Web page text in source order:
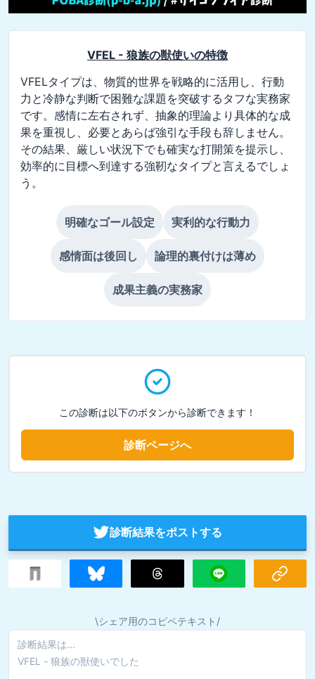
VFEL - 狼族の獣使いの特徴
VFELタイプは、物質的世界を戦略的に活用し、行動
力と冷静な判断で困難な課題を突破するタフな実務家
です。感情に左右されず、抽象的理論より具体的な成
果を重視し、必要とあらば強引な手段も辞しません。
その結果、厳しい状況下でも確実な打開策を提示し、
効率的に目標へ到達する強靭なタイプと言えるでしょ
う。
明確なゴール設定 実利的な行動力
感情面は後回し 論理的裏付けは薄め
成果主義の実務家
この診断は以下のボタンから診断できます！
診断ページへ
診断結果をポストする
\シェア用のコピペテキスト/